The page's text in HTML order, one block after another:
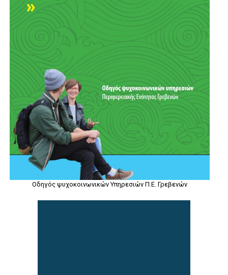
Οδηγός ψυχοκοινωνικών Υπηρεσιών Π.Ε. Γρεβενών